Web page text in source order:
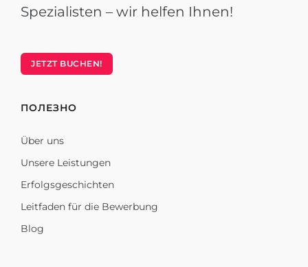
Spezialisten – wir helfen Ihnen!
JETZT BUCHEN!
ПОЛЕЗНО
Über uns
Unsere Leistungen
Erfolgsgeschichten
Leitfaden für die Bewerbung
Blog